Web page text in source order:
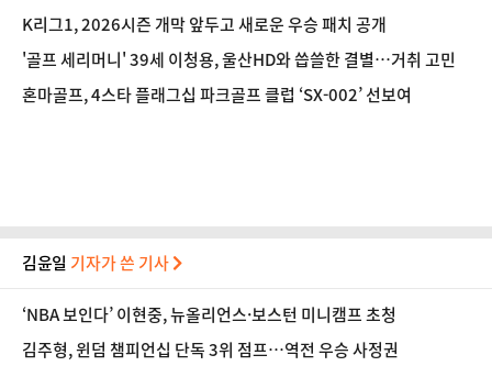
K리그1, 2026시즌 개막 앞두고 새로운 우승 패치 공개
'골프 세리머니' 39세 이청용, 울산HD와 씁쓸한 결별…거취 고민
혼마골프, 4스타 플래그십 파크골프 클럽 ‘SX-002’ 선보여
김윤일 기자가 쓴 기사
‘NBA 보인다’ 이현중, 뉴올리언스·보스턴 미니캠프 초청
김주형, 윈덤 챔피언십 단독 3위 점프…역전 우승 사정권